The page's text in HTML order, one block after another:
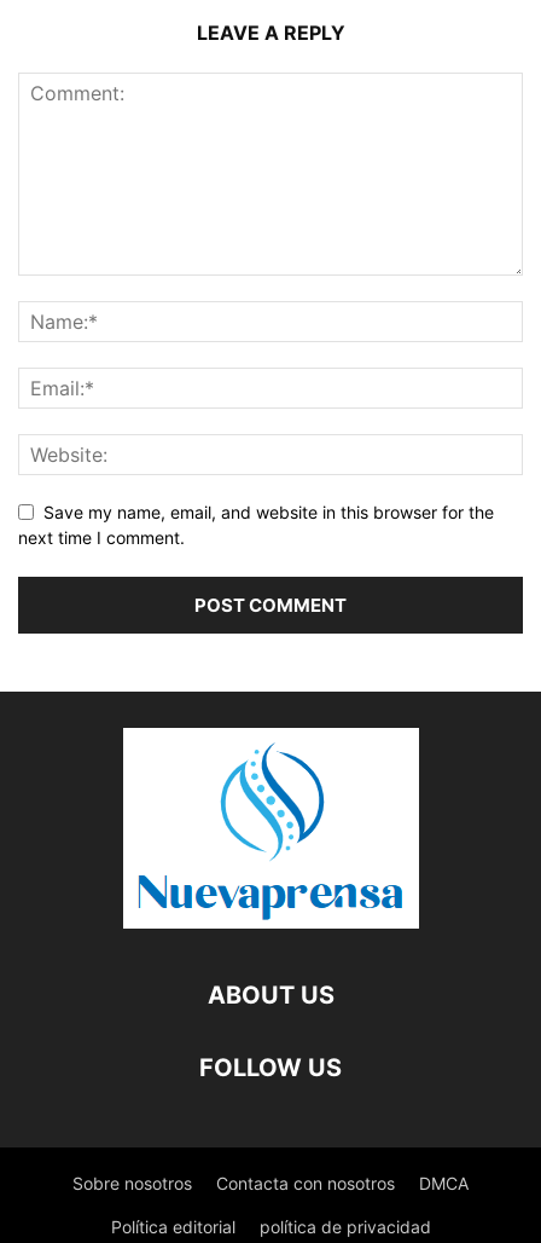
LEAVE A REPLY
Save my name, email, and website in this browser for the
next time I comment.
ABOUT US
FOLLOW US
Sobre nosotros Contacta con nosotros DMCA
Política editorial política de privacidad